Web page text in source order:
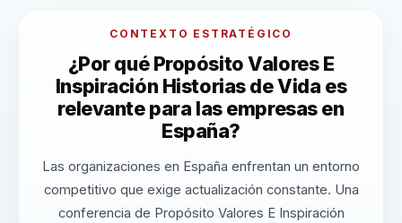
CONTEXTO ESTRATÉGICO
¿Por qué Propósito Valores E
Inspiración Historias de Vida es
relevante para las empresas en
España?
Las organizaciones en España enfrentan un entorno
competitivo que exige actualización constante. Una
conferencia de Propósito Valores E Inspiración